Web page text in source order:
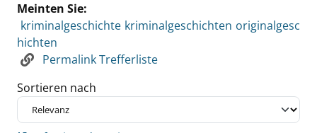
Meinten Sie:
kriminalgeschichte kriminalgeschichten originalgesc
hichten
Permalink Trefferliste
Sortieren nach